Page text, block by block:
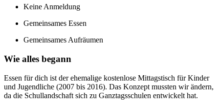
Keine Anmeldung
Gemeinsames Essen
Gemeinsames Aufräumen
Wie alles begann
Essen für dich ist der ehemalige kostenlose Mittagstisch für Kinder
und Jugendliche (2007 bis 2016). Das Konzept mussten wir ändern,
da die Schullandschaft sich zu Ganztagsschulen entwickelt hat.